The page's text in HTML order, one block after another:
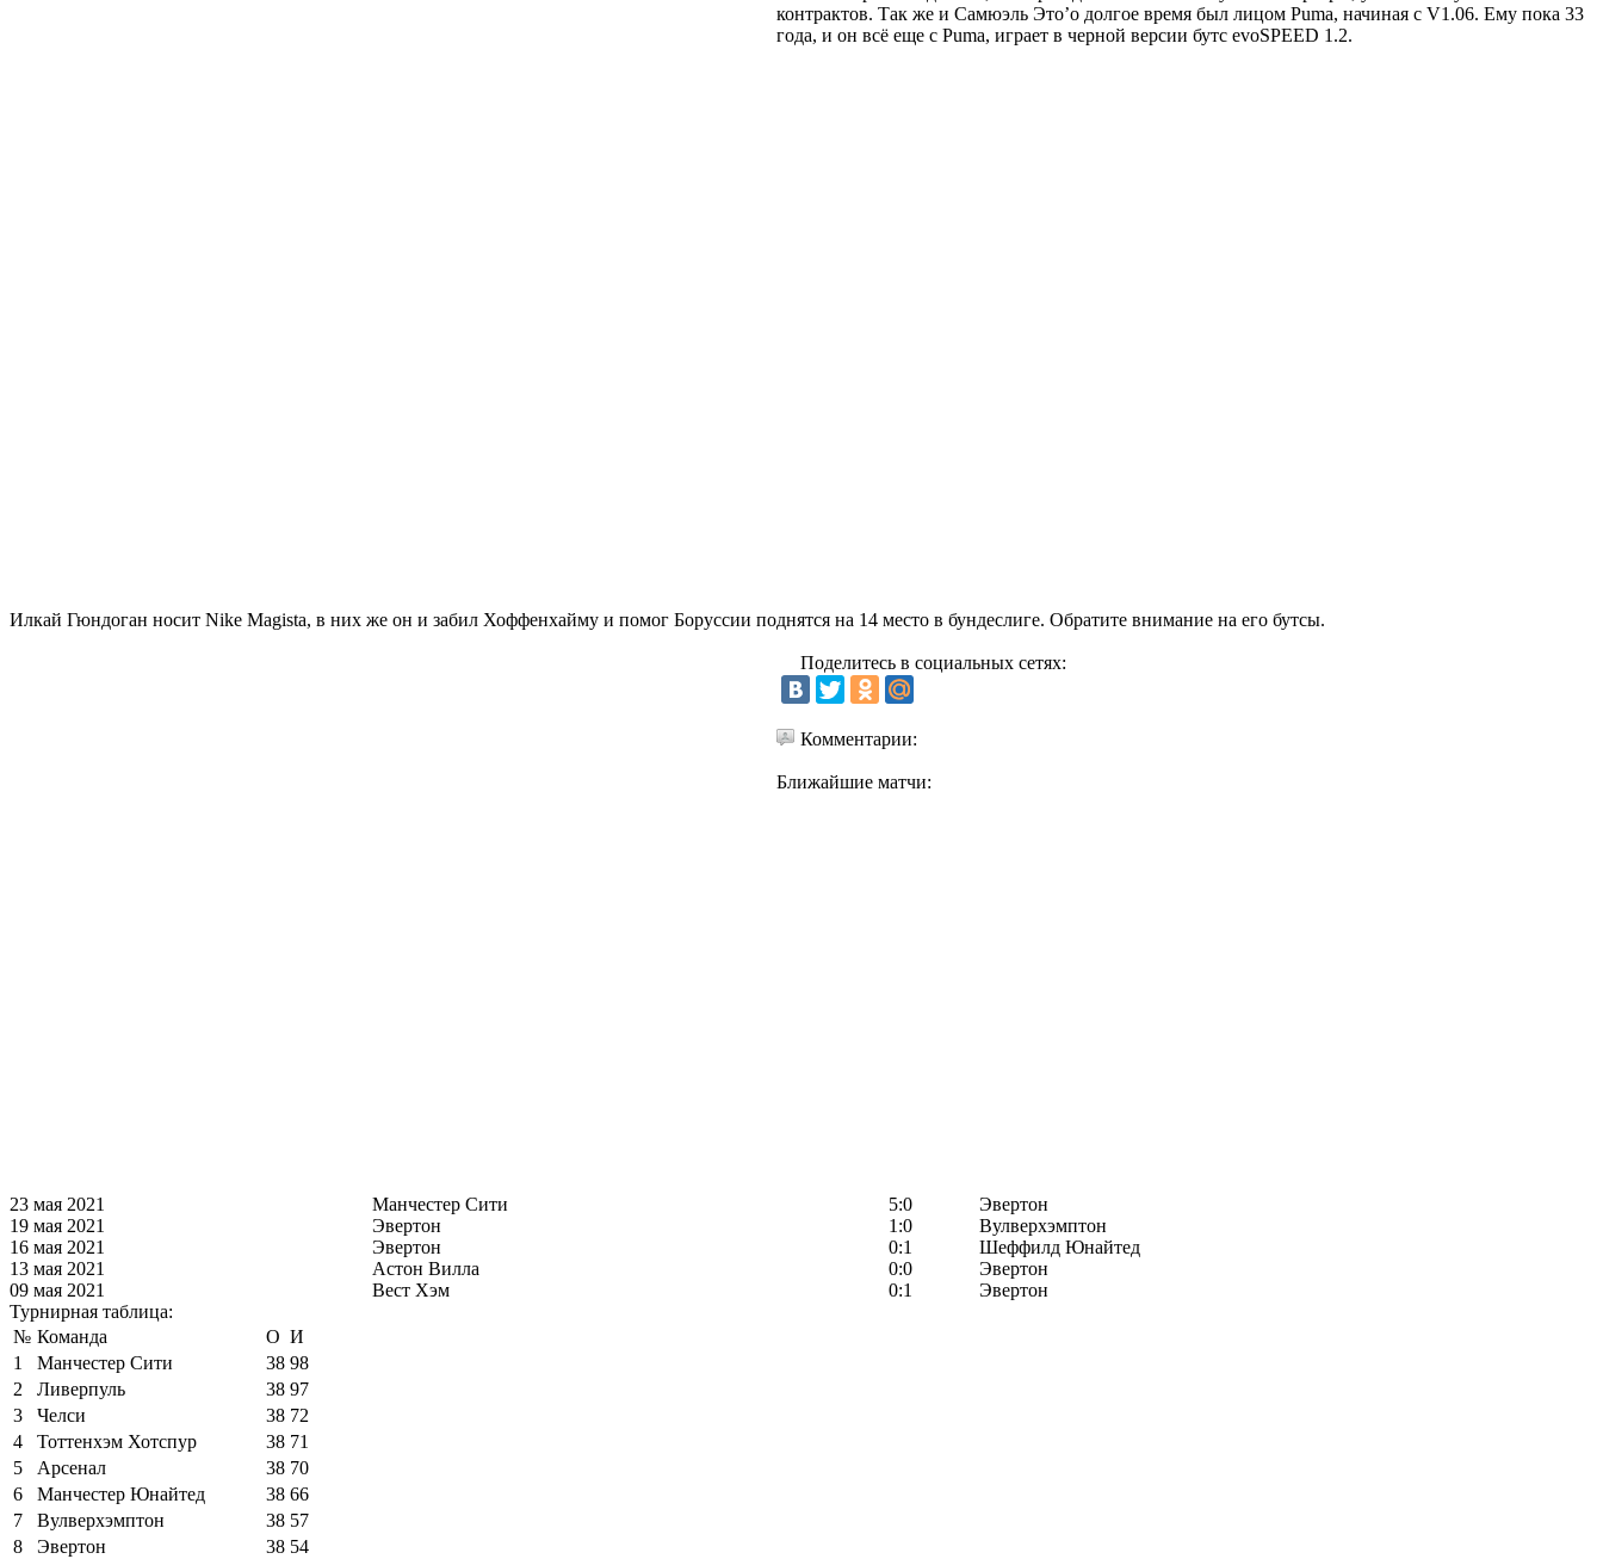
контрактов. Так же и Самюэль Это’о долгое время был лицом Puma, начиная с V1.06. Ему пока 33
года, и он всё еще с Puma, играет в черной версии бутс evoSPEED 1.2.
Илкай Гюндоган носит Nike Magista, в них же он и забил Хоффенхайму и помог Боруссии поднятся на 14 место в бундеслиге. Обратите внимание на его бутсы.
Поделитесь в социальных сетях:
Комментарии:
Ближайшие матчи:
23 мая 2021 Манчестер Сити 5:0
Эвертон
19 мая 2021
Эвертон 1:0
Вулверхэмптон
16 мая 2021
Эвертон 0:1
Шеффилд Юнайтед
13 мая 2021
Астон Вилла 0:0
Эвертон
09 мая 2021
Вест Хэм 0:1
Эвертон
Турнирная таблица:
№ Команда О И
1
Манчестер Сити 38 98
2
Ливерпуль 38 97
3
Челси 38 72
4
Тоттенхэм Хотспур 38 71
5
Арсенал 38 70
6
Манчестер Юнайтед 38 66
7
Вулверхэмптон 38 57
8
Эвертон 38 54